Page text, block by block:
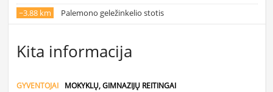
~3.88 km Palemono geležinkelio stotis
Kita informacija
GYVENTOJAI
MOKYKLŲ, GIMNAZIJŲ REITINGAI